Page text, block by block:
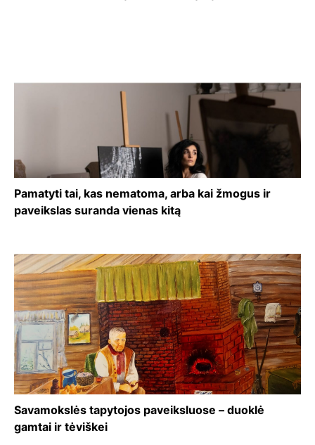
Pamatyti tai, kas nematoma, arba kai žmogus ir
paveikslas suranda vienas kitą
Savamokslės tapytojos paveiksluose – duoklė
gamtai ir tėviškei